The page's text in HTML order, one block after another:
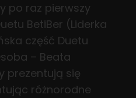
po raz pierwszy
BetiBer (Liderka
część Duetu
– Beata
prezentują się
różnorodne